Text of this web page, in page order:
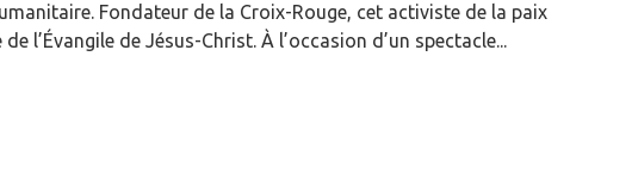
Fondateur de la Croix-Rouge, cet activiste de la paix
l’Évangile de Jésus-Christ. À l’occasion d’un spectacle...